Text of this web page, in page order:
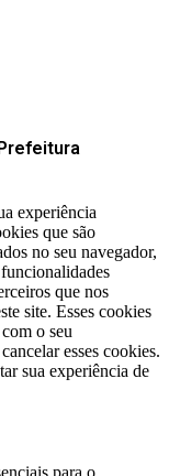
experiência
que são
no seu navegador,
que nos
site. Esses cookies
o seu
esses cookies.
sua experiência de
para o